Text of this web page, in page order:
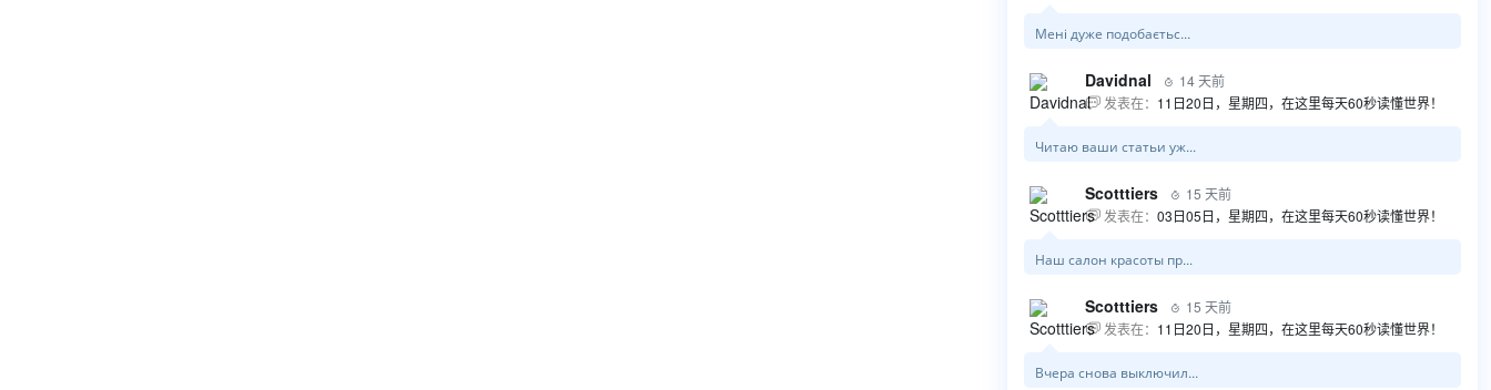
Мені дуже подобаєтьс...
Davidnal  14 天前
 发表在： 11日20日，星期四，在这里每天60秒读懂世界！
Читаю ваши статьи уж...
Scotttiers  15 天前
 发表在： 03日05日，星期四，在这里每天60秒读懂世界！
Наш салон красоты пр...
Scotttiers  15 天前
 发表在： 11日20日，星期四，在这里每天60秒读懂世界！
Вчера снова выключил...